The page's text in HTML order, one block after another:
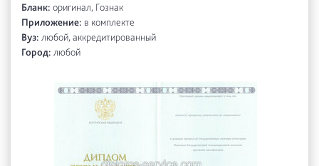
Бланк: оригинал, Гознак
Приложение: в комплекте
Вуз: любой, аккредитированный
Город: любой